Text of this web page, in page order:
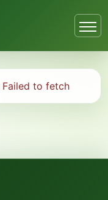
Failed to fetch